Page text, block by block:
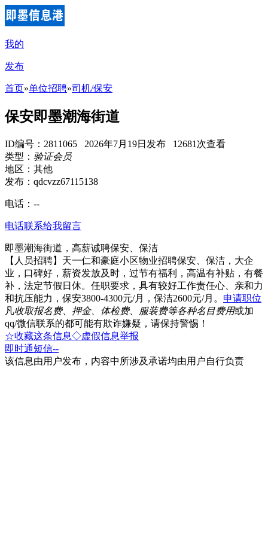
我的
发布
首页»单位招聘»司机/保安
保安即墨潮海街道
ID编号：2811065 2026年7月19日发布 12681次查看
类型： 验证会员
地区：其他
发布：qdcvzz67115138
电话： --
电话联系给我留言
即墨潮海街道，高薪诚聘保安、保洁
【人员招聘】天一仁和豪庭小区物业招聘保安、保洁，大企
业，口碑好，薪资发放及时，过节有福利，高温有补贴，有餐
补，法定节假日休。任职要求，具有较好工作责任心、亲和力
和抗压能力，保安3800-4300元/月，保洁2600元/月。 申请职位
凡收取报名费、押金、体检费、服装费等各种名目费用或加
qq/微信联系的都可能有欺诈嫌疑，请保持警惕！
☆收藏这条信息◇虚假信息举报
即时通短信--
该信息由用户发布，内容中所涉及承诺均由用户自行负责